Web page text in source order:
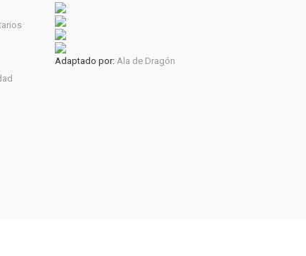
Adaptado por: Ala de Dragón